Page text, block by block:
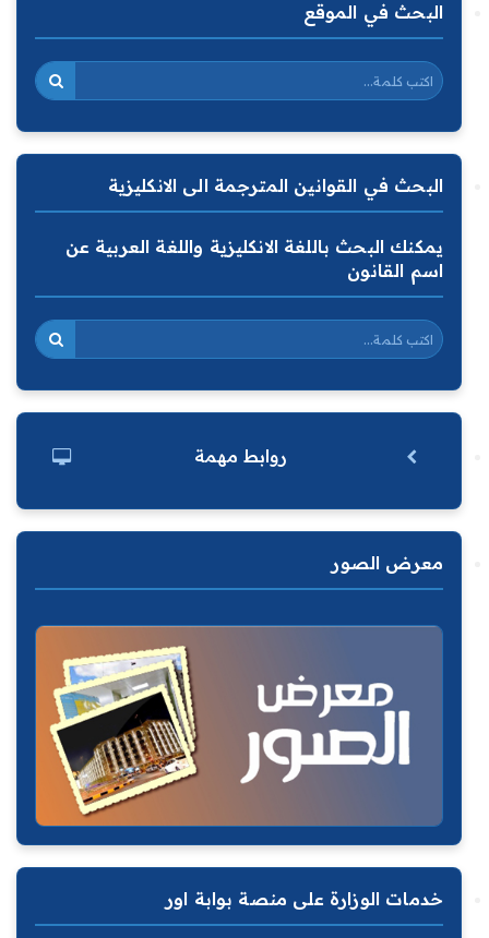
البحث في الموقع
البحث في القوانين المترجمة الى الانكليزية
يمكنك البحث باللغة الانكليزية واللغة العربية عن
اسم القانون
روابط مهمة
معرض الصور
خدمات الوزارة على منصة بوابة اور